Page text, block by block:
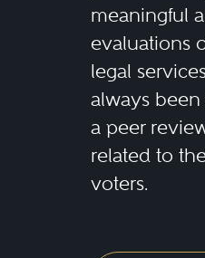
meaningful
evaluations
legal
always
a peer
related to
voters.